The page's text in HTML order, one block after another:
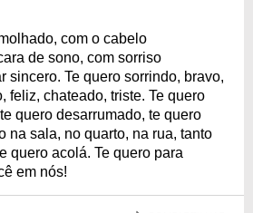
com o cabelo
de sono, com sorriso
sincero. Te quero sorrindo, bravo,
feliz, chateado, triste. Te quero
quero desarrumado, te quero
na sala, no quarto, na rua, tanto
quero acolá. Te quero para
em nós!